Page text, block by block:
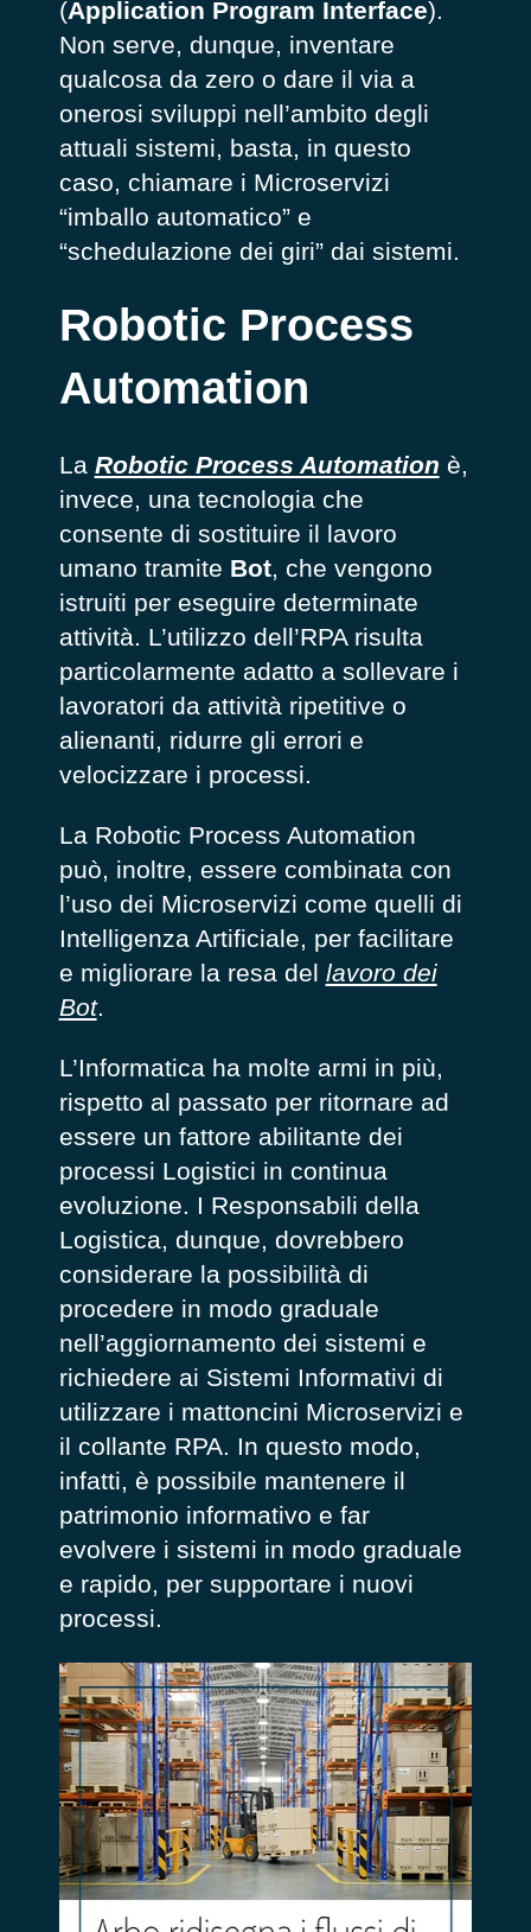
(Application Program Interface).
Non serve, dunque, inventare
qualcosa da zero o dare il via a
onerosi sviluppi nell’ambito degli
attuali sistemi, basta, in questo
caso, chiamare i Microservizi
“imballo automatico” e
“schedulazione dei giri” dai sistemi.
Robotic Process
Automation
La Robotic Process Automation è,
invece, una tecnologia che
consente di sostituire il lavoro
umano tramite Bot, che vengono
istruiti per eseguire determinate
attività. L’utilizzo dell’RPA risulta
particolarmente adatto a sollevare i
lavoratori da attività ripetitive o
alienanti, ridurre gli errori e
velocizzare i processi.
La Robotic Process Automation
può, inoltre, essere combinata con
l’uso dei Microservizi come quelli di
Intelligenza Artificiale, per facilitare
e migliorare la resa del lavoro dei
Bot.
L’Informatica ha molte armi in più,
rispetto al passato per ritornare ad
essere un fattore abilitante dei
processi Logistici in continua
evoluzione. I Responsabili della
Logistica, dunque, dovrebbero
considerare la possibilità di
procedere in modo graduale
nell’aggiornamento dei sistemi e
richiedere ai Sistemi Informativi di
utilizzare i mattoncini Microservizi e
il collante RPA. In questo modo,
infatti, è possibile mantenere il
patrimonio informativo e far
evolvere i sistemi in modo graduale
e rapido, per supportare i nuovi
processi.